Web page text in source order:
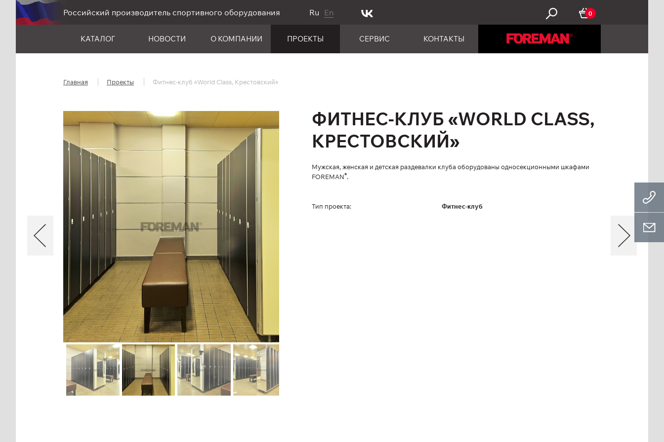
Российский производитель спортивного оборудования Ru En 0
КАТАЛОГ НОВОСТИ О КОМПАНИИ ПРОЕКТЫ СЕРВИС КОНТАКТЫ
Главная Проекты Фитнес-клуб «World Class, Крестовский»
ФИТНЕС-КЛУБ «WORLD CLASS,
КРЕСТОВСКИЙ»
Мужская, женская и детская раздевалки клуба оборудованы односекционными шкафами
FOREMAN®.
Тип проекта: Фитнес-клуб